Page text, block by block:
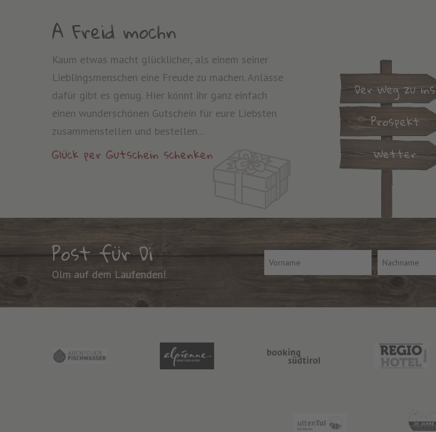
A Freid mochn
Kaum etwas macht glücklicher, als einem seiner
Lieblingsmenschen eine Freude zu machen. Anlässe
dafür gibt es genug. Hier könnt ihr ganz einfach
einen wunderschönen Gutschein für eure Liebsten
zusammenstellen und bestellen...
Glück per Gutschein schenken
Der Weg zu ins
Prospekt
Wetter
Post für Di
Olm auf dem Laufenden!